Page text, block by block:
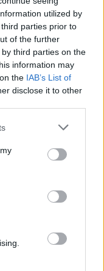
utilized by
parties prior to
of the further
third parties on the
information may
the IAB’s List of
disclose it to other